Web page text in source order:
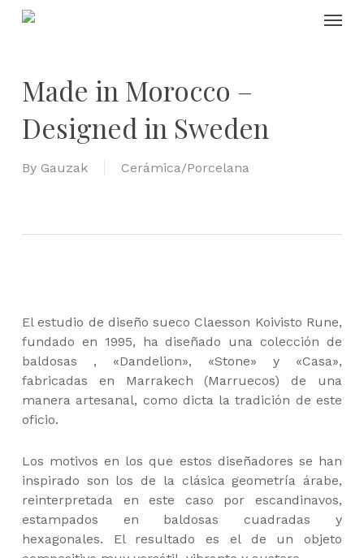
Skip
Made in Morocco –
Designed in Sweden
By Gauzak Cerámica/Porcelana
El estudio de diseño sueco Claesson Koivisto Rune,
fundado en 1995, ha diseñado una colección de
baldosas , «Dandelion», «Stone» y «Casa»,
fabricadas en Marrakech (Marruecos) de una
manera artesanal, como dicta la tradición de este
oficio.
Los motivos en los que estos diseñadores se han
inspirado son los de la clásica geometría árabe,
reinterpretada en este caso por escandinavos,
estampados en baldosas cuadradas y
hexagonales. El resultado es el de un objeto